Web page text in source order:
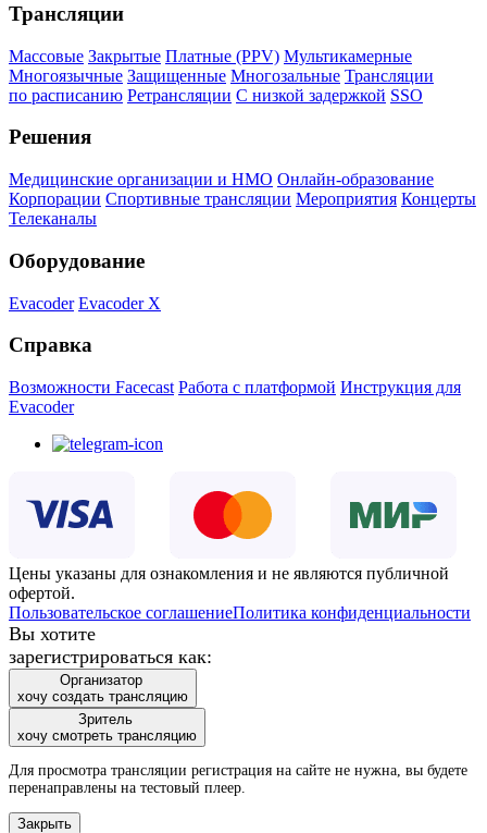
Трансляции
Массовые Закрытые Платные (PPV) Мультикамерные
Многоязычные Защищенные Многозальные Трансляции
по расписанию Ретрансляции С низкой задержкой SSO
Решения
Медицинские организации и НМО Онлайн-образование
Корпорации Спортивные трансляции Мероприятия Концерты
Телеканалы
Оборудование
Evacoder Evacoder X
Справка
Возможности Facecast Работа с платформой Инструкция для
Evacoder
Цены указаны для ознакомления и не являются публичной
офертой.
Пользовательское соглашениеПолитика конфиденциальности
Вы хотите
зарегистрироваться как:
Организатор
хочу создать трансляцию
Зритель
хочу смотреть трансляцию
Для просмотра трансляции регистрация на сайте не нужна, вы будете
перенаправлены на тестовый плеер.
Закрыть